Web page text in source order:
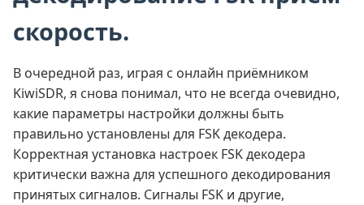
скорость.
В очередной раз, играя с онлайн приёмником
KiwiSDR, я снова понимал, что не всегда очевидно,
какие параметры настройки должны быть
правильно установлены для FSK декодера.
Корректная установка настроек FSK декодера
критически важна для успешного декодирования
принятых сигналов. Сигналы FSK и другие,